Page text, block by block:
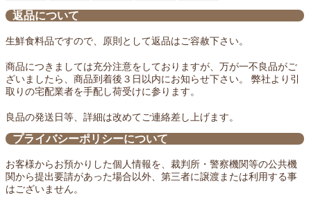
返品について
生鮮食料品ですので、原則として返品はご容赦下さい。
商品につきましては充分注意をしておりますが、万が一不良品がご
ざいましたら、商品到着後３日以内にお知らせ下さい。 弊社より引
取りの宅配業者を手配し荷受けに参ります。
良品の発送日等、詳細は改めてご連絡差し上げます。
プライバシーポリシーについて
お客様からお預かりした個人情報を、裁判所・警察機関等の公共機
関から提出要請があった場合以外、第三者に譲渡または利用する事
はございません。